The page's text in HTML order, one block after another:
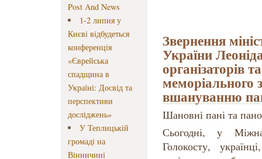
Post And News
1-2 липня у
Києві відбудеться
конференція
«Єврейська
спадщина в
Україні: Досвід та
перспективи
досліджень»
У Теплицькій
громаді на
Вінничині
Звернення
України
організаторів
меморіального
вшануванню
Шановні пані та
Сьогодні, у
Голокосту,